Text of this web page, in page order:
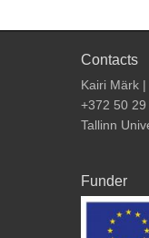
Contacts
Kairi Märk
+372 50
Tallinn
Funder